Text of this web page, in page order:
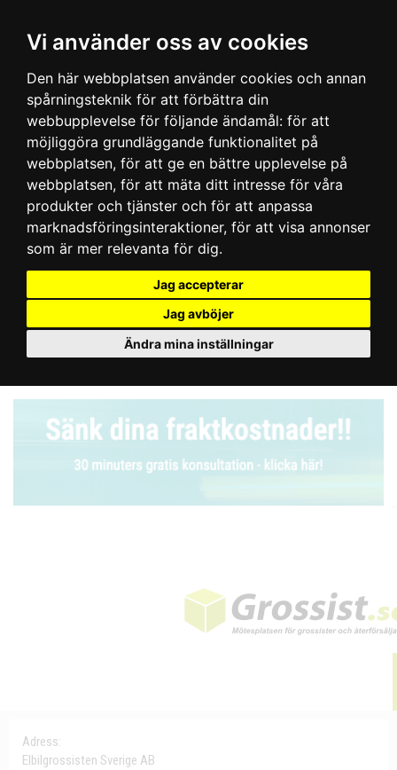
Vi använder oss av cookies
Den här webbplatsen använder cookies och annan
spårningsteknik för att förbättra din
webbupplevelse för följande ändamål: för att
möjliggöra grundläggande funktionalitet på
webbplatsen, för att ge en bättre upplevelse på
webbplatsen, för att mäta ditt intresse för våra
produkter och tjänster och för att anpassa
marknadsföringsinteraktioner, för att visa annonser
som är mer relevanta för dig.
Jag accepterar
Jag avböjer
Ändra mina inställningar
Adress:
Elbilgrossisten Sverige AB